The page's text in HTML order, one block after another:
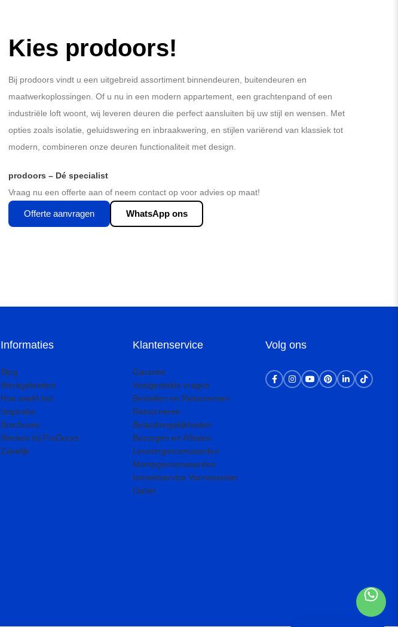
Kies prodoors!
Bij prodoors vindt u een uitgebreid assortiment binnendeuren, buitendeuren en
maatwerkoplossingen. Of u nu in een modern appartement, een grachtenpand of een
industriële loft woont, wij leveren deuren die perfect aansluiten bij uw stijl en wensen. Met
opties zoals isolatie, geluidswering en inbraakwering, en stijlen variërend van klassiek tot
modern, combineren onze deuren functionaliteit met design.
prodoors – Dé specialist
Vraag nu een offerte aan of neem contact op voor advies op maat!
Offerte aanvragen WhatsApp ons
Informaties
Blog
Werkgebieden
Hoe werkt het
Inspiratie
Brochures
Werken bij ProDoors
Zakelijk
Klantenservice
Garantie
Veelgestelde vragen
Bestellen en Retourneren
Retourneren
Betaalmogelijkheden
Bezorgen en Afhalen
Leveringsvoorwaarden
Montagevoorwaarden
Inmeetservice Voorwaarden
Outlet
Volg ons